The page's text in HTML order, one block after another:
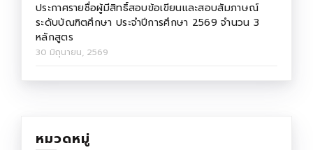
ประกาศรายชื่อผู้มีสิทธิ์สอบข้อเขียนและสอบสัมภาษณ์
ระดับบัณฑิตศึกษา ประจำปีการศึกษา 2569 จำนวน 3
หลักสูตร
30 มิถุนายน, 2569
หมวดหมู่